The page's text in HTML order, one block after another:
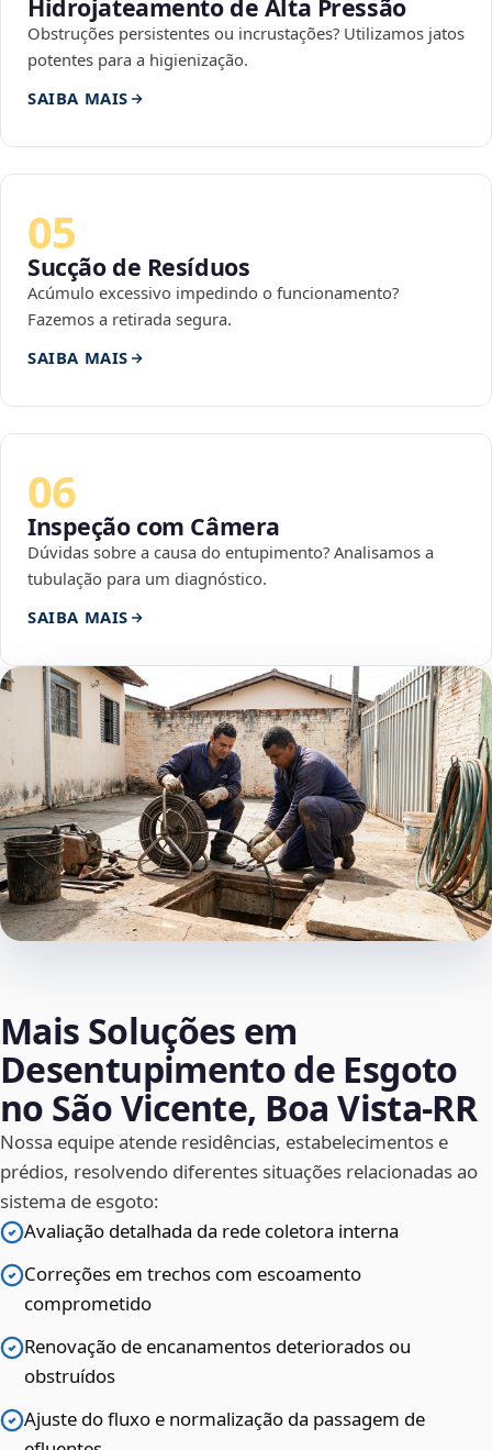
Hidrojateamento de Alta Pressão
Obstruções persistentes ou incrustações? Utilizamos jatos
potentes para a higienização.
SAIBA MAIS
05
Sucção de Resíduos
Acúmulo excessivo impedindo o funcionamento?
Fazemos a retirada segura.
SAIBA MAIS
06
Inspeção com Câmera
Dúvidas sobre a causa do entupimento? Analisamos a
tubulação para um diagnóstico.
SAIBA MAIS
Mais Soluções em
Desentupimento de Esgoto
no São Vicente, Boa Vista‑RR
Nossa equipe atende residências, estabelecimentos e
prédios, resolvendo diferentes situações relacionadas ao
sistema de esgoto:
Avaliação detalhada da rede coletora interna
Correções em trechos com escoamento
comprometido
Renovação de encanamentos deteriorados ou
obstruídos
Ajuste do fluxo e normalização da passagem de